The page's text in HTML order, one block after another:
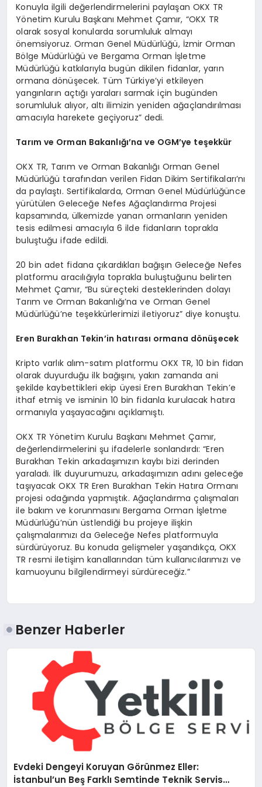
Konuyla ilgili değerlendirmelerini paylaşan OKX TR
Yönetim Kurulu Başkanı Mehmet Çamır, “OKX TR
olarak sosyal konularda sorumluluk almayı
önemsiyoruz. Orman Genel Müdürlüğü, İzmir Orman
Bölge Müdürlüğü ve Bergama Orman İşletme
Müdürlüğü katkılarıyla bugün dikilen fidanlar, yarın
ormana dönüşecek. Tüm Türkiye’yi etkileyen
yangınların açtığı yaraları sarmak için bugünden
sorumluluk alıyor, altı ilimizin yeniden ağaçlandırılması
amacıyla harekete geçiyoruz” dedi.
Tarım ve Orman Bakanlığı’na ve OGM’ye teşekkür
OKX TR, Tarım ve Orman Bakanlığı Orman Genel
Müdürlüğü tarafından verilen Fidan Dikim Sertifikaları’nı
da paylaştı. Sertifikalarda, Orman Genel Müdürlüğünce
yürütülen Geleceğe Nefes Ağaçlandırma Projesi
kapsamında, ülkemizde yanan ormanların yeniden
tesis edilmesi amacıyla 6 ilde fidanların toprakla
buluştuğu ifade edildi.
20 bin adet fidana çıkardıkları bağışın Geleceğe Nefes
platformu aracılığıyla toprakla buluştuğunu belirten
Mehmet Çamır, “Bu süreçteki desteklerinden dolayı
Tarım ve Orman Bakanlığı’na ve Orman Genel
Müdürlüğü’ne teşekkürlerimizi iletiyoruz” diye konuştu.
Eren Burakhan Tekin’in hatırası ormana dönüşecek
Kripto varlık alım-satım platformu OKX TR, 10 bin fidan
olarak duyurduğu ilk bağışını, yakın zamanda ani
şekilde kaybettikleri ekip üyesi Eren Burakhan Tekin’e
ithaf etmiş ve isminin 10 bin fidanla kurulacak hatıra
ormanıyla yaşayacağını açıklamıştı.
OKX TR Yönetim Kurulu Başkanı Mehmet Çamır,
değerlendirmelerini şu ifadelerle sonlandırdı: “Eren
Burakhan Tekin arkadaşımızın kaybı bizi derinden
yaraladı. İlk duyurumuzu, arkadaşımızın adını geleceğe
taşıyacak OKX TR Eren Burakhan Tekin Hatıra Ormanı
projesi odağında yapmıştık. Ağaçlandırma çalışmaları
ile bakım ve korunmasını Bergama Orman İşletme
Müdürlüğü’nün üstlendiği bu projeye ilişkin
çalışmalarımızı da Geleceğe Nefes platformuyla
sürdürüyoruz. Bu konuda gelişmeler yaşandıkça, OKX
TR resmi iletişim kanallarından tüm kullanıcılarımızı ve
kamuoyunu bilgilendirmeyi sürdüreceğiz.”
Benzer Haberler
Evdeki Dengeyi Koruyan Görünmez Eller:
İstanbul’un Beş Farklı Semtinde Teknik Servis